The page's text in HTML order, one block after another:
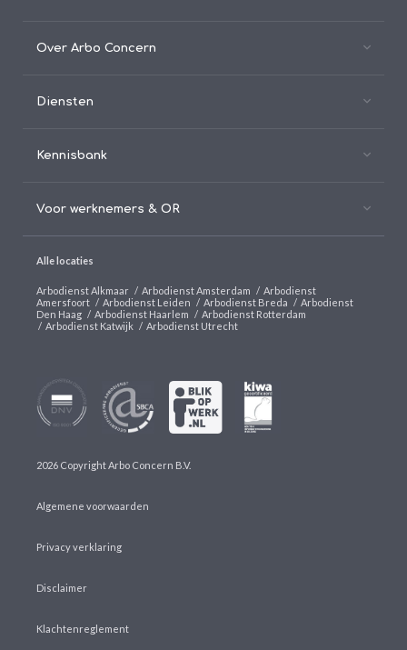
Over Arbo Concern
Diensten
Kennisbank
Voor werknemers & OR
Alle locaties
Arbodienst Alkmaar / Arbodienst Amsterdam / Arbodienst
Amersfoort / Arbodienst Leiden / Arbodienst Breda / Arbodienst
Den Haag / Arbodienst Haarlem / Arbodienst Rotterdam
/ Arbodienst Katwijk / Arbodienst Utrecht
2026 Copyright Arbo Concern B.V.
Algemene voorwaarden
Privacy verklaring
Disclaimer
Klachtenreglement